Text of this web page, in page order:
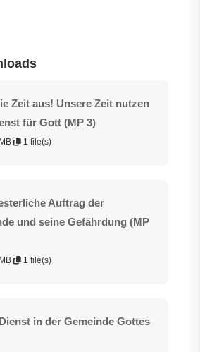
Zeit aus! Unsere Zeit nutzen
für Gott (MP 3)
1 file(s)
Auftrag der
und seine Gefährdung (MP
1 file(s)
in der Gemeinde Gottes